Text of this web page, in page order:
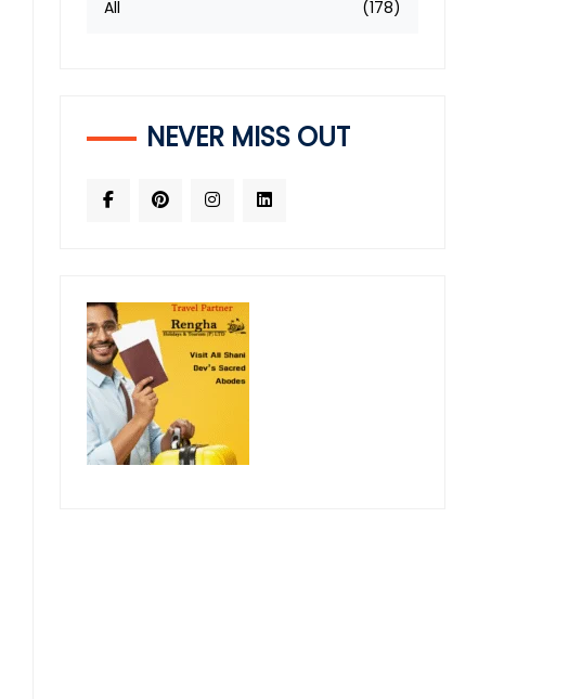
All (178)
NEVER MISS OUT